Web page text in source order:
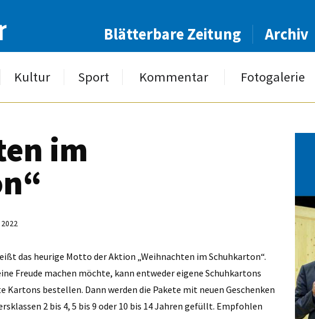
Blätterbare Zeitung Archiv
Kultur Sport Kommentar Fotogalerie
im
das heurige Motto der Aktion „Weihnachten im Schuhkarton“.
Freude machen möchte, kann entweder eigene Schuhkartons
bestellen. Dann werden die Pakete mit neuen Geschenken
2 bis 4, 5 bis 9 oder 10 bis 14 Jahren gefüllt. Empfohlen